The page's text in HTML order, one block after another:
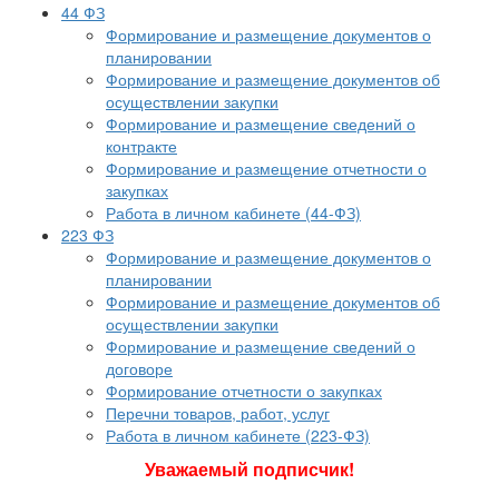
44 ФЗ
Формирование и размещение документов о
планировании
Формирование и размещение документов об
осуществлении закупки
Формирование и размещение сведений о
контракте
Формирование и размещение отчетности о
закупках
Работа в личном кабинете (44-ФЗ)
223 ФЗ
Формирование и размещение документов о
планировании
Формирование и размещение документов об
осуществлении закупки
Формирование и размещение сведений о
договоре
Формирование отчетности о закупках
Перечни товаров, работ, услуг
Работа в личном кабинете (223-ФЗ)
Уважаемый подписчик!